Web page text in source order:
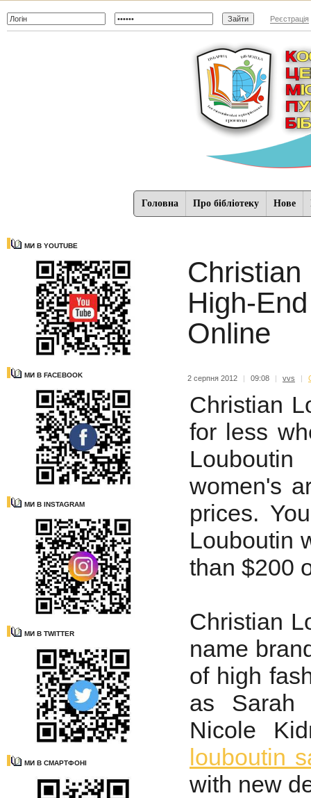
Реєстрація
Головна Про бібліотеку Нове
МИ В YOUTUBE
МИ В FACEBOOK
МИ В INSTAGRAM
МИ В TWITTER
МИ В СМАРТФОНІ
High-
Online
2 серпня 2012 | 09:08 | vvs |
Christian
for less
women's
prices.
Louboutin
than $200
Christian
name
of high
as Sarah
Nicole
louboutin
with new